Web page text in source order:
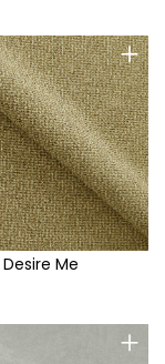
+
Desire Me
+